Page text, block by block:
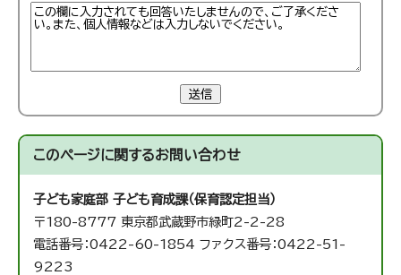
送信
このページに関するお問い合わせ
子ども家庭部 子ども育成課（保育認定担当）
〒180-8777 東京都武蔵野市緑町2-2-28
電話番号：0422-60-1854 ファクス番号：0422-51-
9223